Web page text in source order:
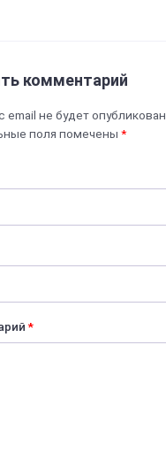
комментарий
email не будет опубликован.
поля помечены *
*